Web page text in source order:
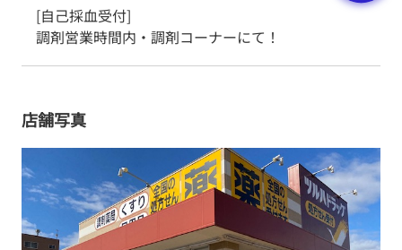
[自己採血受付]
調剤営業時間内・調剤コーナーにて！
店舗写真